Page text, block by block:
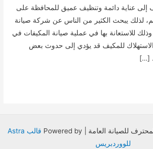
إلى عناية دائمة وتنظيف عميق للمحافظة على
لذلك يبحث الكثير من الناس عن شركة صيانة
للاستعانة بها في عملية صيانة المكيفات في
للمكيف قد يؤدي إلى حدوث بعض
[…]
قالب Astra
للووردبريس